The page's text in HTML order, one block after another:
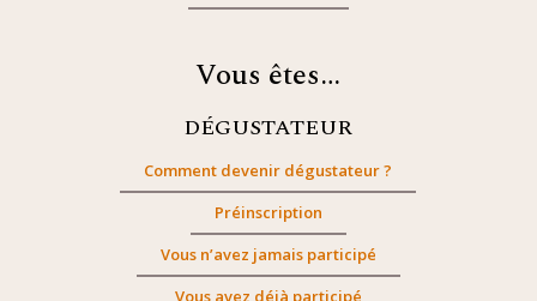
Vous êtes…
DÉGUSTATEUR
Comment devenir dégustateur ?
Préinscription
Vous n’avez jamais participé